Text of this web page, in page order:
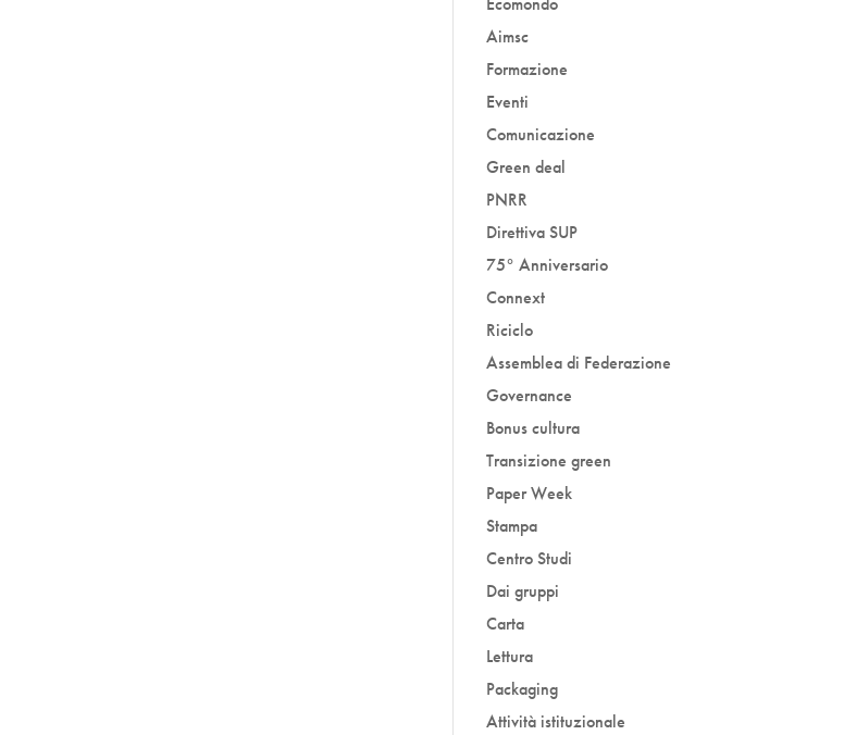
Aimsc
Formazione
Eventi
Comunicazione
Green deal
PNRR
Direttiva SUP
75° Anniversario
Connext
Riciclo
Assemblea di Federazione
Governance
Bonus cultura
Transizione green
Paper Week
Stampa
Centro Studi
Dai gruppi
Carta
Lettura
Packaging
Attività istituzionale